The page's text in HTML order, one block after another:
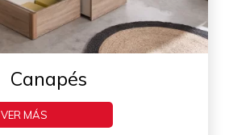
Canapés
VER MÁS